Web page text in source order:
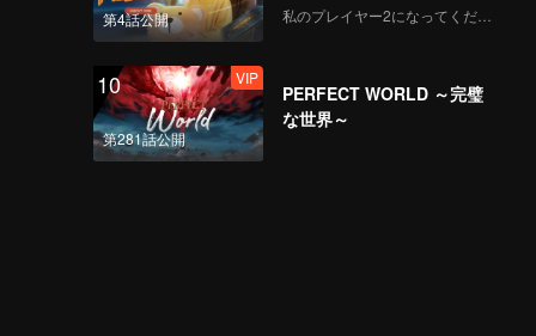
第4話公開 私のプレイヤー2になってください
10
第281話公開
VIP
PERFECT WORLD ～完璧
な世界～